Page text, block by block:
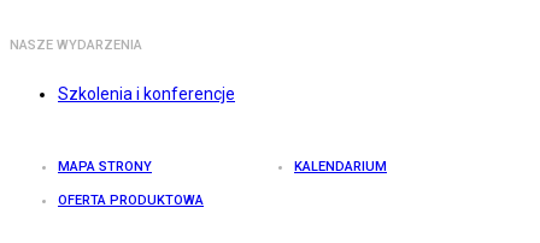
NASZE WYDARZENIA
Szkolenia i konferencje
MAPA STRONY KALENDARIUM
OFERTA PRODUKTOWA